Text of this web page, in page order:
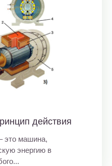
действия
это машина,
энергию в